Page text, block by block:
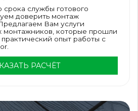
срока службы готового
доверить монтаж
Вам услуги
монтажников, которые прошли
опыт работы с
РАСЧЁТ